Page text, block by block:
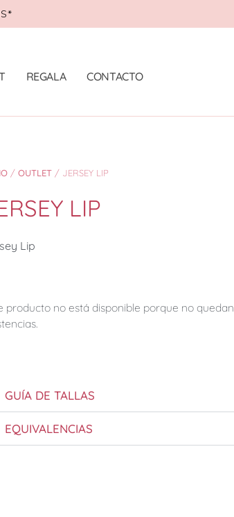
REGALA CONTACTO
/ OUTLET / JERSEY LIP
LIP
Lip
producto no está disponible porque no quedan
GUÍA DE TALLAS
EQUIVALENCIAS